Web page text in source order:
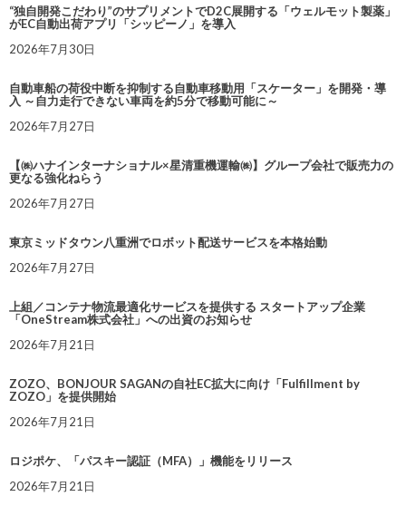
“独自開発こだわり”のサプリメントでD2C展開する「ウェルモット製薬」
がEC自動出荷アプリ「シッピーノ」を導入
2026年7月30日
自動車船の荷役中断を抑制する自動車移動用「スケーター」を開発・導
入 ～自力走行できない車両を約5分で移動可能に～
2026年7月27日
【㈱ハナインターナショナル×星清重機運輸㈱】グループ会社で販売力の
更なる強化ねらう
2026年7月27日
東京ミッドタウン八重洲でロボット配送サービスを本格始動
2026年7月27日
上組／コンテナ物流最適化サービスを提供する スタートアップ企業
「OneStream株式会社」への出資のお知らせ
2026年7月21日
ZOZO、BONJOUR SAGANの自社EC拡大に向け「Fulfillment by
ZOZO」を提供開始
2026年7月21日
ロジポケ、「パスキー認証（MFA）」機能をリリース
2026年7月21日